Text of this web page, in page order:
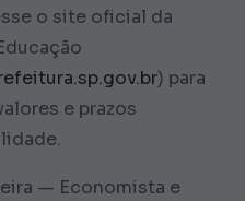
o site oficial da
) para
e prazos
— Economista e